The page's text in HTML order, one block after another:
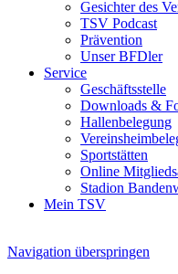
Gesichter des
TSV Podcast
Prävention
Unser BFDler
Service
Geschäftsstelle
Downloads &
Hallenbelegung
Sportstätten
Online
Stadion
Mein TSV
Navigation überspringen